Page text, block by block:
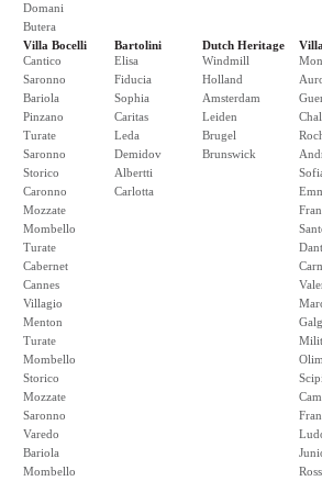
Domani
Butera
Villa Bocelli
Cantico
Saronno
Bariola
Pinzano
Turate
Saronno
Storico
Caronno
Mozzate
Mombello
Turate
Cabernet
Cannes
Villagio
Menton
Turate
Mombello
Storico
Mozzate
Saronno
Varedo
Bariola
Mombello
Bartolini
Elisa
Fiducia
Sophia
Caritas
Leda
Demidov
Albertti
Carlotta
Dutch Heritage
Windmill
Holland
Amsterdam
Leiden
Brugel
Brunswick